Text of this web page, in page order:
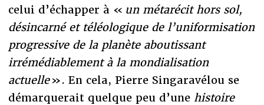
celui d’échapper à « un métarécit hors sol,
désincarné et téléologique de l’uniformisation
progressive de la planète aboutissant
irrémédiablement à la mondialisation
actuelle». En cela, Pierre Singaravélou se
démarquerait quelque peu d’une histoire